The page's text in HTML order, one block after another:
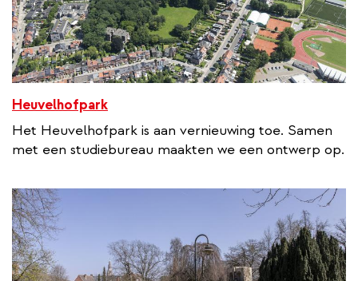
Heuvelhofpark
Het Heuvelhofpark is aan vernieuwing toe. Samen
met een studiebureau maakten we een ontwerp op.